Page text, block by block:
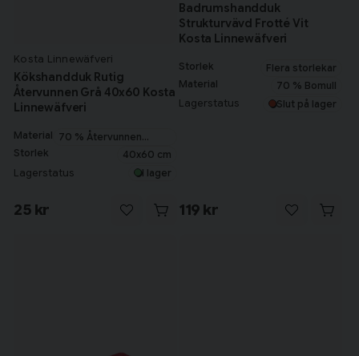
Kosta Linnewäfveri
Kökshandduk Rutig
Återvunnen Grå 40x60 Kosta
Linnewäfveri
Material 70 % Återvunnen
Storlek 40x60 cm
Lagerstatus I lager
25 kr
Badrumshandduk
Strukturvävd Frotté Vit
Kosta Linnewäfveri
Storlek
Flera storlekar
Material
70 % Bomull
Lagerstatus Slut på lager
119 kr